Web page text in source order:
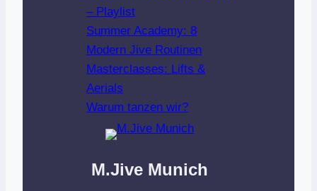
– Playlist
Summer Academy: 8
Modern Jive Routinen
Masterclasses: Lifts &
Aerials
Warum tanzen wir?
M.Jive Munich